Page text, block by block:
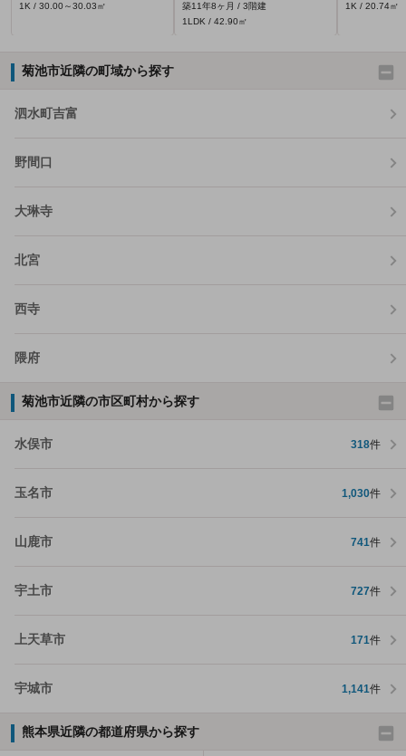
1K / 30.00～30.03㎡
築11年8ヶ月 / 3階建
1LDK / 42.90㎡
1K / 20.74㎡
菊池市近隣の町域から探す
泗水町吉富
野間口
大琳寺
北宮
西寺
隈府
菊池市近隣の市区町村から探す
水俣市 318件
玉名市 1,030件
山鹿市 741件
宇土市 727件
上天草市 171件
宇城市 1,141件
熊本県近隣の都道府県から探す